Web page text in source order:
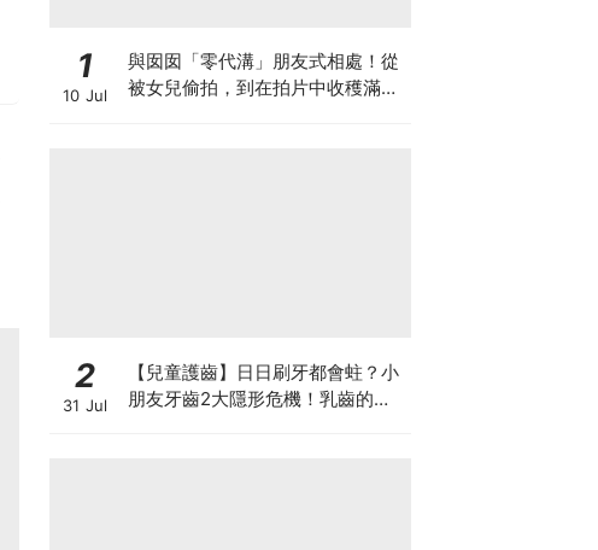
1
10 Jul
與囡囡「零代溝」朋友式相處！從
被女兒偷拍，到在拍片中收穫滿足
2
31 Jul
【兒童護齒】日日刷牙都會蛀？小
朋友牙齒2大隱形危機！乳齒的琺